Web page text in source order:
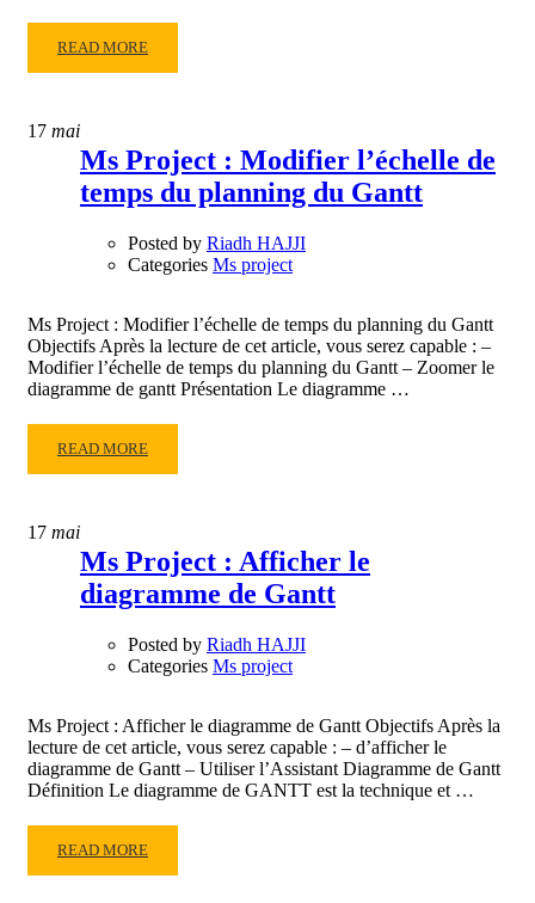
READ
MORE
PROJECT
IMPRIMER
DIAGRAMME
READ MORE
17 mai
Ms Project : Modifier l’échelle de
temps du planning du Gantt
Posted by Riadh HAJJI
Categories Ms project
Ms Project : Modifier l’échelle de temps du planning du Gantt
Objectifs Après la lecture de cet article, vous serez capable : –
Modifier l’échelle de temps du planning du Gantt – Zoomer le
diagramme de gantt Présentation Le diagramme …
READ
MORE
PROJECT
MODIFIER
L’ÉCHELLE
DU
GANTT
READ MORE
17 mai
Ms Project : Afficher le
diagramme de Gantt
Posted by Riadh HAJJI
Categories Ms project
Ms Project : Afficher le diagramme de Gantt Objectifs Après la
lecture de cet article, vous serez capable : – d’afficher le
diagramme de Gantt – Utiliser l’Assistant Diagramme de Gantt
Définition Le diagramme de GANTT est la technique et …
READ
MORE
READ MORE